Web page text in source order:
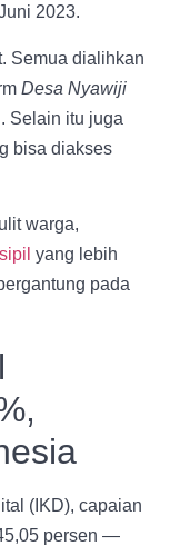
2023.
Semua dialihkan
Desa Nyawiji
Selain itu juga
bisa diakses
warga,
yang lebih
pada
(IKD), capaian
persen —